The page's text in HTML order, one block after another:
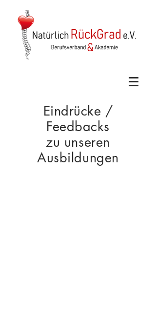
Eindrücke /
Feedbacks
zu unseren
Ausbildungen